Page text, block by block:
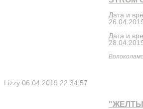
Дата и
Дата и
Lizzy 06.04.2019 22:34:57